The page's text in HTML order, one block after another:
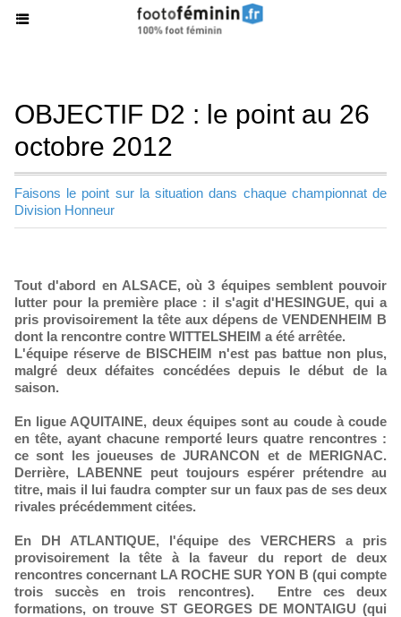
OBJECTIF D2 : le point au 26
octobre 2012
Faisons le point sur la situation dans chaque championnat de
Division Honneur
Tout d'abord en ALSACE, où 3 équipes semblent pouvoir
lutter pour la première place : il s'agit d'HESINGUE, qui a
pris provisoirement la tête aux dépens de VENDENHEIM B
dont la rencontre contre WITTELSHEIM a été arrêtée.
L'équipe réserve de BISCHEIM n'est pas battue non plus,
malgré deux défaites concédées depuis le début de la
saison.
En ligue AQUITAINE, deux équipes sont au coude à coude
en tête, ayant chacune remporté leurs quatre rencontres :
ce sont les joueuses de JURANCON et de MERIGNAC.
Derrière, LABENNE peut toujours espérer prétendre au
titre, mais il lui faudra compter sur un faux pas de ses deux
rivales précédemment citées.
En DH ATLANTIQUE, l'équipe des VERCHERS a pris
provisoirement la tête à la faveur du report de deux
rencontres concernant LA ROCHE SUR YON B (qui compte
trois succès en trois rencontres). Entre ces deux
formations, on trouve ST GEORGES DE MONTAIGU (qui